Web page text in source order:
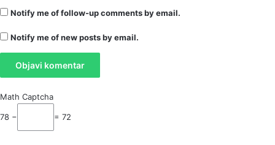
Notify me of follow-up comments by email.
Notify me of new posts by email.
Math Captcha
78 − = 72